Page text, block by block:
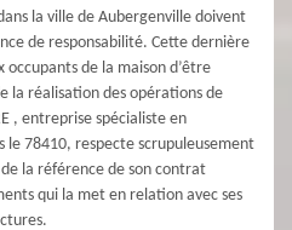
la ville de Aubergenville doivent
de responsabilité. Cette dernière
de la maison d’être
la réalisation des opérations de
, entreprise spécialiste en
le 78410, respecte scrupuleusement
la référence de son contrat
qui la met en relation avec ses